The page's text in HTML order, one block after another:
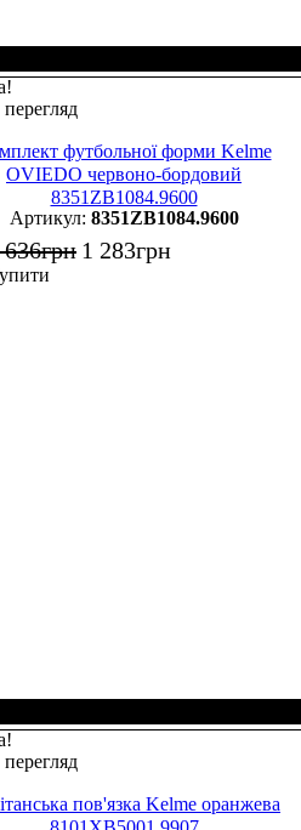
футбольної форми Kelme
OVIEDO червоно-бордовий
8351ZB1084.9600
8351ZB1084.9600
636грн 1 283грн
пов'язка Kelme оранжева